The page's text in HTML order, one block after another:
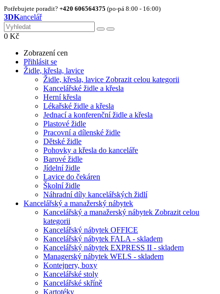
Potřebujete poradit? +420 606564375 (po-pá 8:00 - 16:00)
3DKancelář
0 Kč
Zobrazení cen
Přihlásit se
Židle, křesla, lavice
Židle, křesla, lavice Zobrazit celou kategorii
Kancelářské židle a křesla
Herní křesla
Lékařské židle a křesla
Jednací a konferenční židle a křesla
Plastové židle
Pracovní a dílenské židle
Dětské židle
Pohovky a křesla do kanceláře
Barové židle
Jídelní židle
Lavice do čekáren
Školní židle
Náhradní díly kancelářských židlí
Kancelářský a manažerský nábytek
Kancelářský a manažerský nábytek Zobrazit celou
kategorii
Kancelářský nábytek OFFICE
Kancelářský nábytek FALA - skladem
Kancelářský nábytek EXPRESS II - skladem
Managerský nábytek WELS - skladem
Kontejnery, boxy
Kancelářské stoly
Kancelářské skříně
Kartotéky